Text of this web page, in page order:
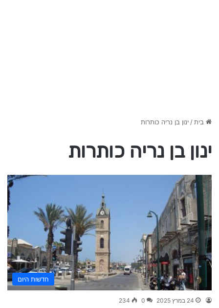
בית/ינון בן נריה כותרות
ינון בן נריה כותרות
חדשות היום
24 במרץ 2025 0
234